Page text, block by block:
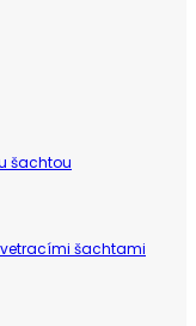
šachtou
šachtami